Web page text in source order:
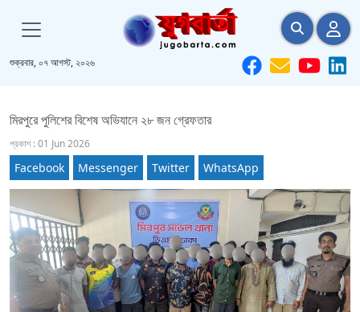
শুক্রবার, ০৭ আগস্ট, ২০২৬
মিরপুরে পুলিশের বিশেষ অভিযানে ২৮ জন গ্রেফতার
প্রকাশ : 01 Jun 2026
Facebook Messenger Twitter WhatsApp